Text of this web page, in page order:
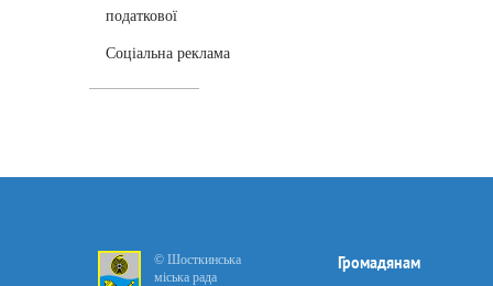
податкової
Соціальна реклама
© Шосткинська
міська рада
Громадянам